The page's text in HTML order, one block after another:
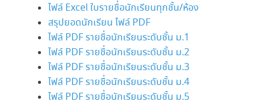
ไฟล์ Excel ใบรายชื่อนักเรียนทุกชั้น/ห้อง
สรุปยอดนักเรียน ไฟล์ PDF
ไฟล์ PDF รายชื่อนักเรียนระดับชั้น ม.1
ไฟล์ PDF รายชื่อนักเรียนระดับชั้น ม.2
ไฟล์ PDF รายชื่อนักเรียนระดับชั้น ม.3
ไฟล์ PDF รายชื่อนักเรียนระดับชั้น ม.4
ไฟล์ PDF รายชื่อนักเรียนระดับชั้น ม.5